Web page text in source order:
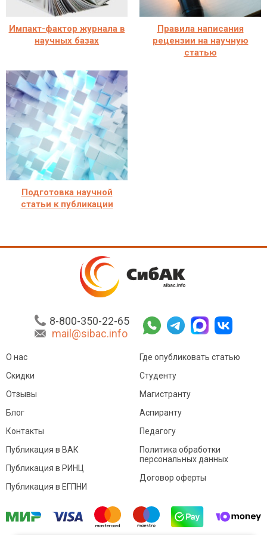
Импакт-фактор журнала в
научных базах
Правила написания
рецензии на научную
статью
Подготовка научной
статьи к публикации
8-800-350-22-65
mail@sibac.info
О нас
Скидки
Отзывы
Блог
Контакты
Где опубликовать статью
Студенту
Магистранту
Аспиранту
Педагогу
Публикация в ВАК
Публикация в РИНЦ
Публикация в ЕГПНИ
Политика обработки
персональных данных
Договор оферты